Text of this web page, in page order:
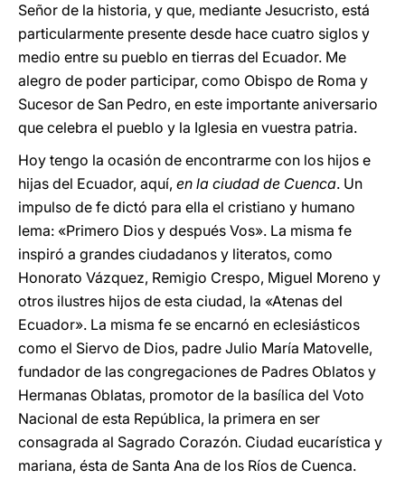
Señor de la historia, y que, mediante Jesucristo, está
particularmente presente desde hace cuatro siglos y
medio entre su pueblo en tierras del Ecuador. Me
alegro de poder participar, como Obispo de Roma y
Sucesor de San Pedro, en este importante aniversario
que celebra el pueblo y la Iglesia en vuestra patria.
Hoy tengo la ocasión de encontrarme con los hijos e
hijas del Ecuador, aquí, en la ciudad de Cuenca. Un
impulso de fe dictó para ella el cristiano y humano
lema: «Primero Dios y después Vos». La misma fe
inspiró a grandes ciudadanos y literatos, como
Honorato Vázquez, Remigio Crespo, Miguel Moreno y
otros ilustres hijos de esta ciudad, la «Atenas del
Ecuador». La misma fe se encarnó en eclesiásticos
como el Siervo de Dios, padre Juliο María Matovelle,
fundador de las congregaciones de Padres Oblatos y
Hermanas Oblatas, promotor de la basílica del Voto
Nacional de esta República, la primera en ser
consagrada al Sagrado Corazón. Ciudad eucarística y
mariana, ésta de Santa Ana de los Ríos de Cuenca.